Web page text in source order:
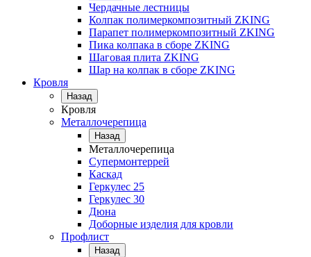
Чердачные лестницы
Колпак полимеркомпозитный ZKING
Парапет полимеркомпозитный ZKING
Пика колпака в сборе ZKING
Шаговая плита ZKING
Шар на колпак в сборе ZKING
Кровля
Назад
Кровля
Металлочерепица
Назад
Металлочерепица
Супермонтеррей
Каскад
Геркулес 25
Геркулес 30
Дюна
Доборные изделия для кровли
Профлист
Назад